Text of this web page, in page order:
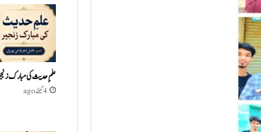
علمِ حدیث کی مبارک
4 گھنٹے ago